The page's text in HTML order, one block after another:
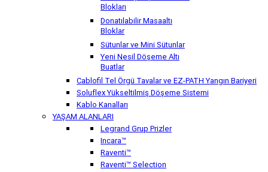
Blokları
Donatılabilir Masaaltı
Bloklar
Sütunlar ve Mini Sütunlar
Yeni Nesil Döşeme Altı
Buatlar
Cablofil Tel Örgü Tavalar ve EZ-PATH Yangın Bariyeri
Soluflex Yükseltilmiş Döşeme Sistemi
Kablo Kanalları
YAŞAM ALANLARI
Legrand Grup Prizler
Incara™
Raventi™
Raventi™ Selection